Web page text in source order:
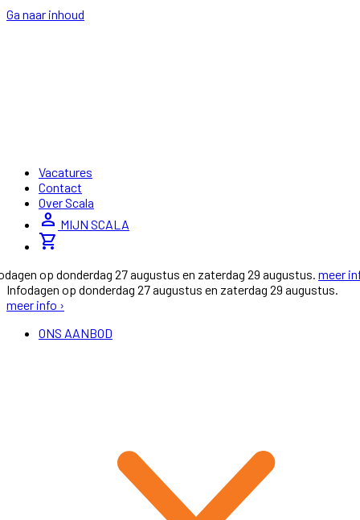
Ga naar inhoud
Vacatures
Contact
Over Scala
person MIJN SCALA
shopping_cart
op donderdag 27 augustus en zaterdag 29 augustus. meer
Infodagen op donderdag 27 augustus en zaterdag 29 augustus.
meer info ›
ONS AANBOD